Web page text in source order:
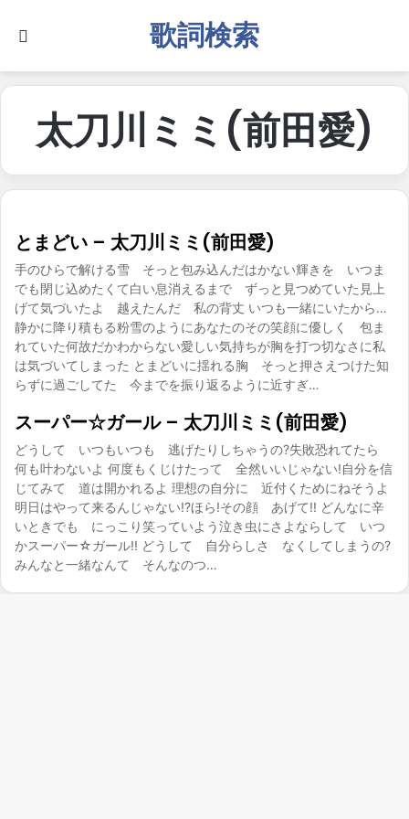
歌詞検索
太刀川ミミ(前田愛)
とまどい – 太刀川ミミ(前田愛)
手のひらで解ける雪 そっと包み込んだはかない輝きを いつま
でも閉じ込めたくて白い息消えるまで ずっと見つめていた見上
げて気づいたよ 越えたんだ 私の背丈 いつも一緒にいたから…
静かに降り積もる粉雪のようにあなたのその笑顔に優しく 包ま
れていた何故だかわからない愛しい気持ちが胸を打つ切なさに私
は気づいてしまった とまどいに揺れる胸 そっと押さえつけた知
らずに過ごしてた 今までを振り返るように近すぎ…
スーパー☆ガール – 太刀川ミミ(前田愛)
どうして いつもいつも 逃げたりしちゃうの?失敗恐れてたら
何も叶わないよ 何度もくじけたって 全然いいじゃない!自分を信
じてみて 道は開かれるよ 理想の自分に 近付くためにねそうよ
明日はやって来るんじゃない!?ほら!その顔 あげて!! どんなに辛
いときでも にっこり笑っていよう泣き虫にさよならして いつ
かスーパー☆ガール!! どうして 自分らしさ なくしてしまうの?
みんなと一緒なんて そんなのつ…